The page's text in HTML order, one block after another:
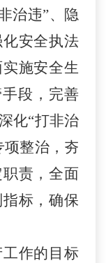
治违”、隐
安全执法
施安全生
段，完善
化“打非治
项整治，夯
责，全面
标，确保
作的目标